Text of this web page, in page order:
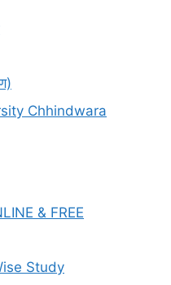
Chhindwara
& FREE
Study